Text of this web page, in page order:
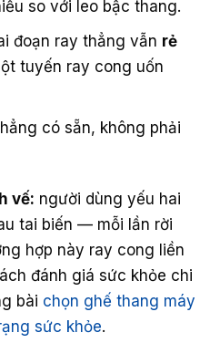
so với leo bậc thang.
đoạn ray thẳng vẫn rẻ
tuyến ray cong uốn
có sẵn, không phải
vế: người dùng yếu hai
tai biến — mỗi lần rời
hợp này ray cong liền
đánh giá sức khỏe chi
bài chọn ghế thang máy
sức khỏe.